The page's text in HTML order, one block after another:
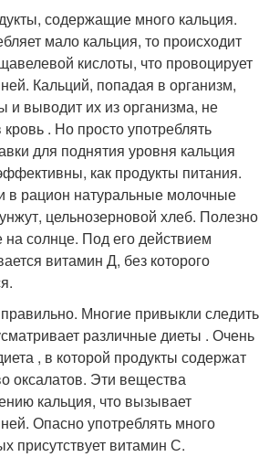
содержащие много кальция.
мало кальция, то происходит
кислоты, что провоцирует
Кальций, попадая в организм,
и выводит их из организма, не
. Но просто употреблять
для поднятия уровня кальция
как продукты питания.
в рацион натуральные молочные
цельнозерновой хлеб. Полезно
солнце. Под его действием
витамин Д, без которого
Многие привыкли следить
различные диеты . Очень
, в которой продукты содержат
оксалатов. Эти вещества
кальция, что вызывает
Опасно употреблять много
присутствует витамин С.